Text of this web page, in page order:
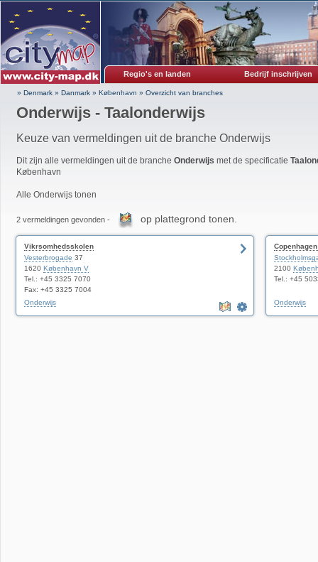
Regio's en landen Bedrijf inschrijven
» Denmark » Danmark » København » Overzicht van branches
Onderwijs - Taalonderwijs
Keuze van vermeldingen uit de branche Onderwijs
Dit zijn alle vermeldingen uit de branche Onderwijs met de specificatie
København
Alle Onderwijs tonen
2 vermeldingen gevonden - op plattegrond tonen.
Vikrsomhedsskolen
Vesterbrogade 37
1620 København V
Tel.: +45 3325 7070
Fax: +45 3325 7004
Onderwijs
2100
Tel.: +45
Onderwijs